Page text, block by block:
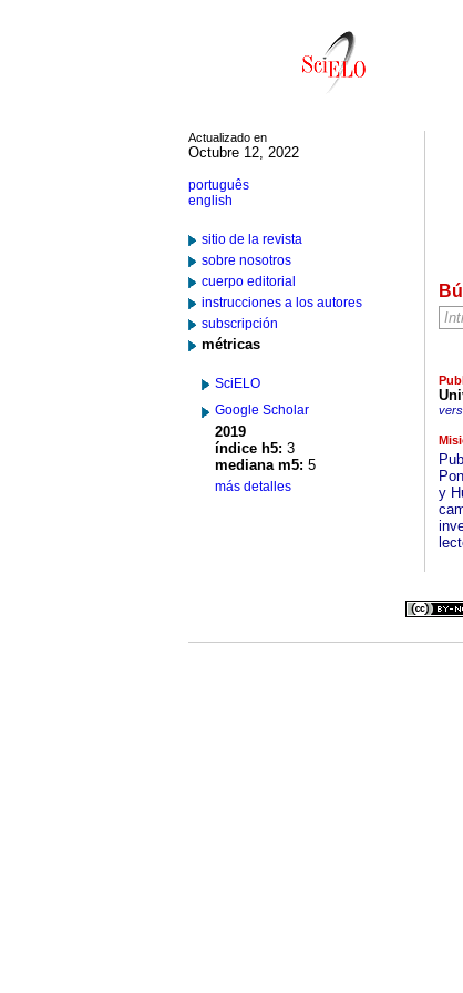
Actualizado en
Octubre 12, 2022
português
english
sitio de la revista
sobre nosotros
cuerpo editorial
instrucciones a los autores
subscripción
métricas
SciELO
Google Scholar
2019
índice h5: 3
mediana m5: 5
más detalles
y